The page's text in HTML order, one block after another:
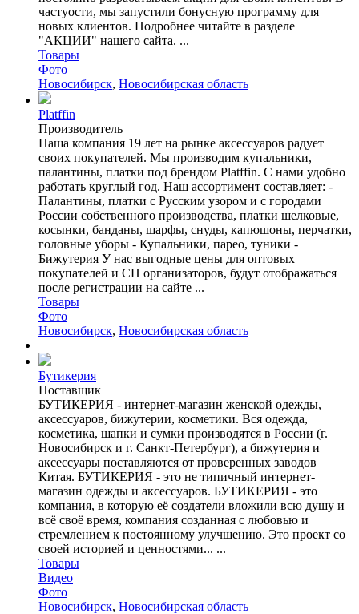
частyости, мы запустили бонусную программу для
новых клиентов. Подробнее читайте в разделе
"АКЦИИ" нашего сайта. ...
Товары
Фото
Новосибирск, Новосибирская область
Platffin
Производитель
Наша компания 19 лет на рынке аксессуаров радует
своих покупателей. Мы производим купальники,
палантины, платки под брендом Platffin. С нами удобно
работать круглый год. Наш ассортимент составляет: -
Палантины, платки с Русским узором и с городами
России собственного производства, платки шелковые,
косынки, банданы, шарфы, снуды, капюшоны, перчатки,
головные уборы - Купальники, парео, туники -
Бижутерия У нас выгодные цены для оптовых
покупателей и СП организаторов, будут отображаться
после регистрации на сайте ...
Товары
Фото
Новосибирск, Новосибирская область
Бутикерия
Поставщик
БУТИКЕРИЯ - интернет-магазин женской одежды,
аксессуаров, бижутерии, косметики. Вся одежда,
косметика, шапки и сумки производятся в России (г.
Новосибирск и г. Санкт-Петербург), а бижутерия и
аксессуары поставляются от проверенных заводов
Китая. БУТИКЕРИЯ - это не типичный интернет-
магазин одежды и аксессуаров. БУТИКЕРИЯ - это
компания, в которую её создатели вложили всю душу и
всё своё время, компания созданная с любовью и
стремлением к постоянному улучшению. Это проект со
своей историей и ценностями... ...
Товары
Видео
Фото
Новосибирск, Новосибирская область